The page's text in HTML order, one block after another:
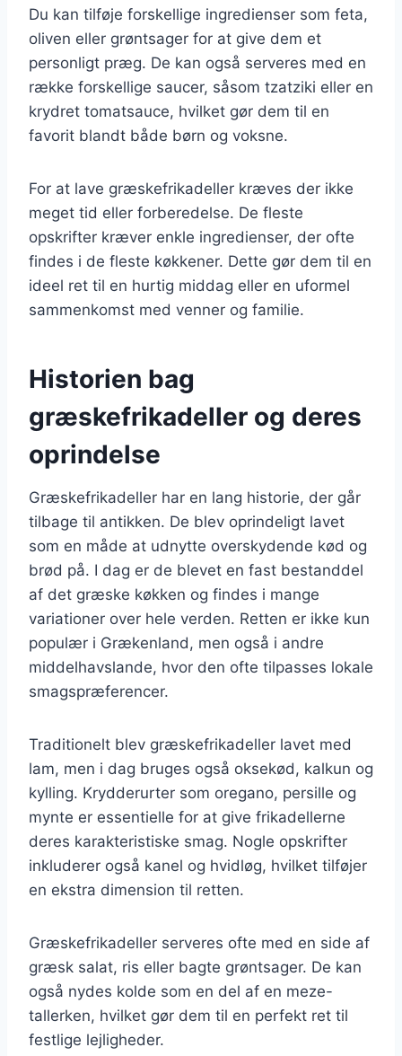
Du kan tilføje forskellige ingredienser som feta,
oliven eller grøntsager for at give dem et
personligt præg. De kan også serveres med en
række forskellige saucer, såsom tzatziki eller en
krydret tomatsauce, hvilket gør dem til en
favorit blandt både børn og voksne.
For at lave græskefrikadeller kræves der ikke
meget tid eller forberedelse. De fleste
opskrifter kræver enkle ingredienser, der ofte
findes i de fleste køkkener. Dette gør dem til en
ideel ret til en hurtig middag eller en uformel
sammenkomst med venner og familie.
Historien bag
græskefrikadeller og deres
oprindelse
Græskefrikadeller har en lang historie, der går
tilbage til antikken. De blev oprindeligt lavet
som en måde at udnytte overskydende kød og
brød på. I dag er de blevet en fast bestanddel
af det græske køkken og findes i mange
variationer over hele verden. Retten er ikke kun
populær i Grækenland, men også i andre
middelhavslande, hvor den ofte tilpasses lokale
smagspræferencer.
Traditionelt blev græskefrikadeller lavet med
lam, men i dag bruges også oksekød, kalkun og
kylling. Krydderurter som oregano, persille og
mynte er essentielle for at give frikadellerne
deres karakteristiske smag. Nogle opskrifter
inkluderer også kanel og hvidløg, hvilket tilføjer
en ekstra dimension til retten.
Græskefrikadeller serveres ofte med en side af
græsk salat, ris eller bagte grøntsager. De kan
også nydes kolde som en del af en meze-
tallerken, hvilket gør dem til en perfekt ret til
festlige lejligheder.